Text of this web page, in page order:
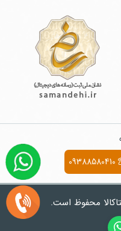
09388580410
محفوظ است.